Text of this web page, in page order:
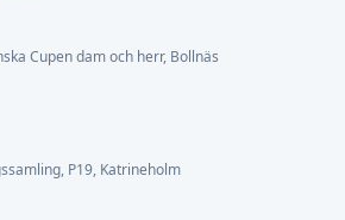
Cupen dam och herr, Bollnäs
P19, Katrineholm